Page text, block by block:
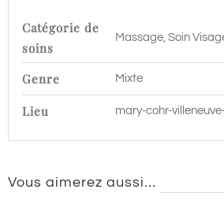
Maguelone
Catégorie de
soins
Massage, Soin
Genre Mixte
Lieu mary-cohr-
Vous aimerez aussi…